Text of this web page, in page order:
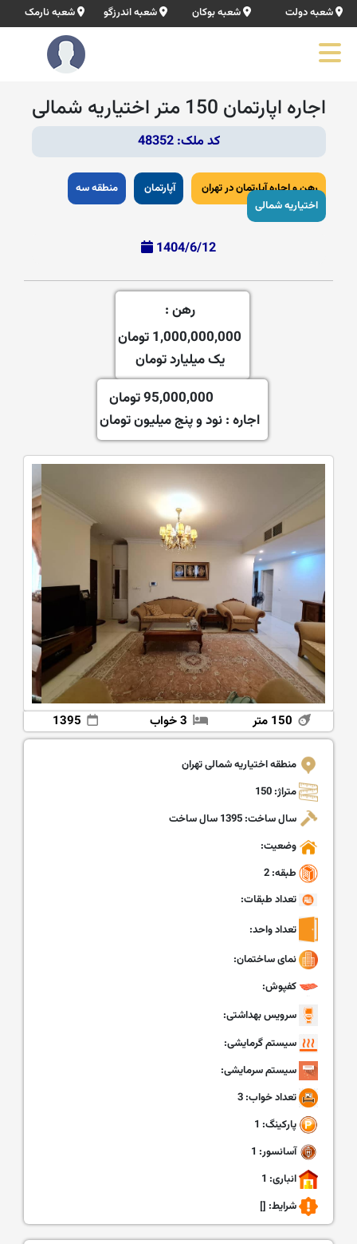
شعبه دولت شعبه بوکان شعبه اندرزگو شعبه نارمک
اجاره اپارتمان 150 متر اختیاریه شمالی
کد ملک: 48352
رهن و اجاره آپارتمان در تهران آپارتمان
منطقه سه
اختیاریه شمالی
1404/6/12
رهن :
1,000,000,000 تومان
یک میلیارد تومان
اجاره :
95,000,000 تومان
نود و پنج میلیون تومان
150 متر 3 خواب 1395
منطقه اختیاریه شمالی تهران
متراژ: 150
سال ساخت: 1395 سال ساخت
وضعیت:
طبقه: 2
تعداد طبقات:
تعداد واحد:
نمای ساختمان:
کفپوش:
سرویس بهداشتی:
سیستم گرمایشی:
سیستم سرمایشی:
تعداد خواب: 3
پارکینگ: 1
آسانسور: 1
انباری: 1
شرایط: []